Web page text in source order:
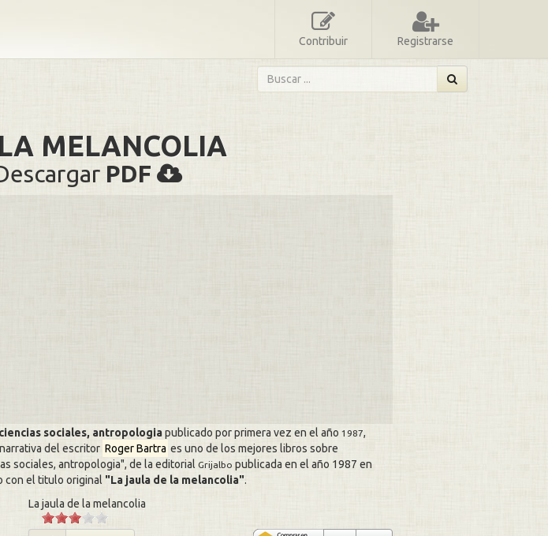
Contribuir Registrarse
MELANCOLIA
PDF
sociales, antropologiapublicado por primera vez en el año 1987,
del escritor Roger Bartra es uno de los mejores libros sobre
sociales, antropologia , de la editorial Grijalbo publicada en el año 1987 en
con el titulo original
La jaula de la melancolia .
La jaula de la melancolia